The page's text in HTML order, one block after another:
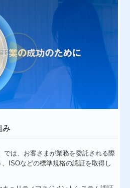
み
では、お客さまが業務を委託される際
ISOなどの標準規格の認証を取得し